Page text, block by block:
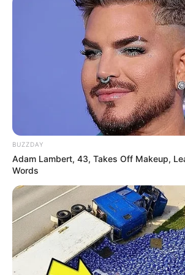
Hier geht es zu denschönsten
Deutschlandund hier gibt es
Reiseziele.
BUZZDAY
Adam Lambert, 43, Takes Off Makeup,
Words